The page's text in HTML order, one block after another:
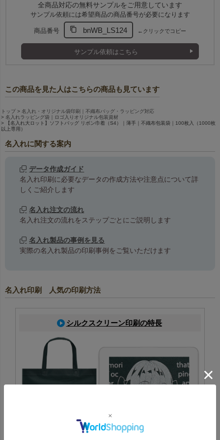
全商品対応の無料サンプルをご用意しています
サンプル依頼には希望商品の商品番号が必要になります
商品番号 bnWB_LS124 ←クリックでコピー
サンプル依頼はこちら
この商品を見た人はこちらの商品も見ています
トップ
名入れ・オリジナル袋印刷｜不織布バッグ・ラッピング対応
名入れラッピング袋｜ロゴ入りオリジナル包装資材
【名入れ大ロット】ソフトバッグ リボン巾着（S4）｜薄手｜不織布包装袋｜100枚入（1000枚
以上専用）
名入れに関する案内
データ作成ガイド
名入れ印刷に必要なデータの作成方法や注意点について詳
しくご紹介します
名入れ注文の流れ
名入れ注文の流れをステップごとにご説明します
名入れ製品の事例を見る
実際の名入れ製品の印刷事例をご覧いただけます
名入れ印刷 人気の印刷方法
シルクスクリーン印刷の特長